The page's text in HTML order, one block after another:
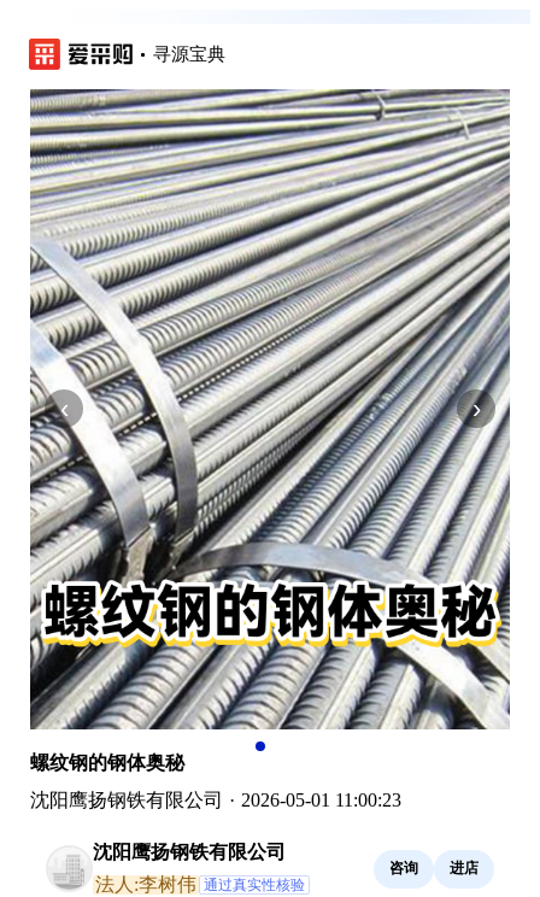
寻源宝典
‹ ›
螺纹钢的钢体奥秘
沈阳鹰扬钢铁有限公司 · 2026-05-01 11:00:23
沈阳鹰扬钢铁有限公司
法人:李树伟 通过真实性核验
咨询 进店